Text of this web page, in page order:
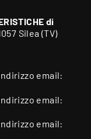
di
Silea (TV)
email:
email:
email: